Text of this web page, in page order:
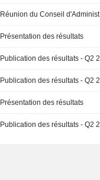
Présentation des résultats
Présentation des résultats